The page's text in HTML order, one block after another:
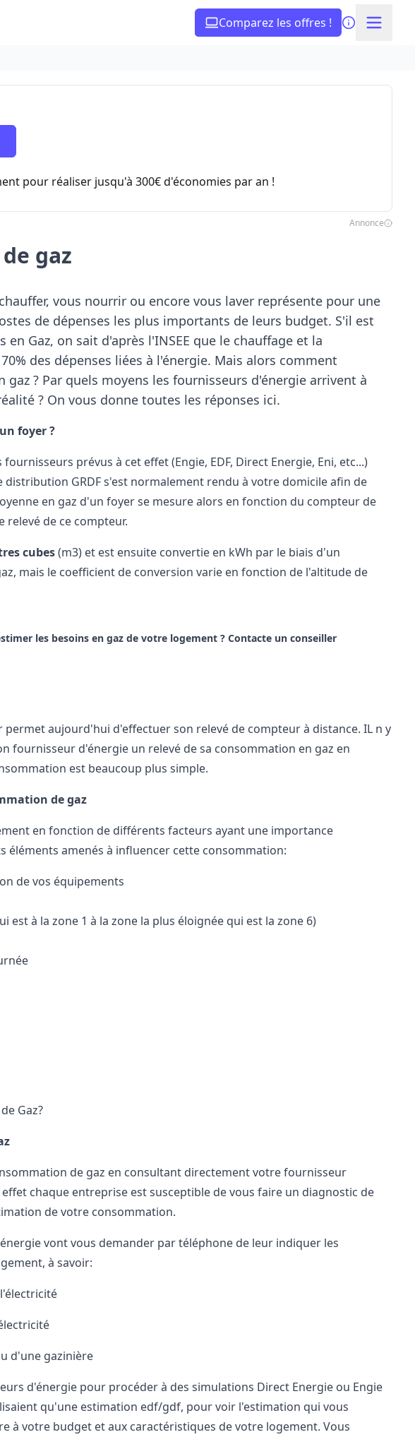
Comparez les offres !
pour réaliser jusqu'à 300€ d'économies par an !
Annonce
gaz
vous nourrir ou encore vous laver représente pour une
de dépenses les plus importants de leurs budget. S'il est
Gaz, on sait d'après l'INSEE que le chauffage et la
des dépenses liées à l'énergie. Mais alors comment
gaz? Par quels moyens les fournisseurs d'énergie arrivent à
? On vous donne toutes les réponses ici.
foyer ?
prévus à cet effet (Engie, EDF, Direct Energie, Eni, etc...)
GRDF s'est normalement rendu à votre domicile afin de
en gaz d'un foyer se mesure alors en fonction du compteur de
relevé de ce compteur.
cubes(m3) et est ensuite convertie en kWh par le biais d'un
mais le coefficient de conversion varie en fonction de l'altitude de
les besoins en gaz de votre logement ? Contacte un conseiller
aujourd'hui d'effectuer son relevé de compteur à distance. IL n y
fournisseur d'énergie un relevé de sa consommation en gaz en
est beaucoup plus simple.
de gaz
en fonction de différents facteurs ayant une importance
amenés à influencer cette consommation:
de vos équipements
à la zone 1 à la zone la plus éloignée qui est la zone 6)
Gaz?
de gaz en consultant directement votre fournisseur
chaque entreprise est susceptible de vous faire un diagnostic de
de votre consommation.
vont vous demander par téléphone de leur indiquer les
à savoir:
d'une gazinière
d'énergie pour procéder à des simulations Direct Energie ou Engie
qu'une estimation edf/gdf, pour voir l'estimation qui vous
à votre budget et aux caractéristiques de votre logement. Vous